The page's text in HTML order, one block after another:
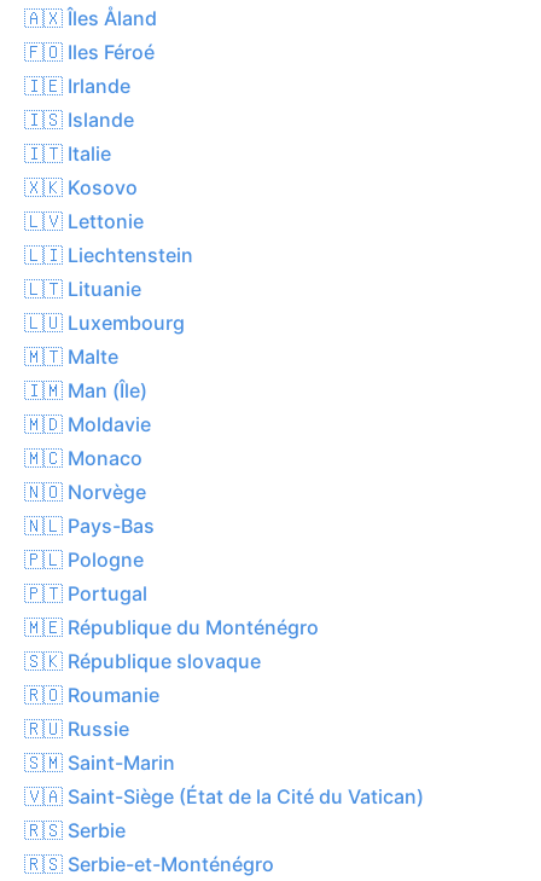
🇦🇽 Îles Åland
🇫🇴 Iles Féroé
🇮🇪 Irlande
🇮🇸 Islande
🇮🇹 Italie
🇽🇰 Kosovo
🇱🇻 Lettonie
🇱🇮 Liechtenstein
🇱🇹 Lituanie
🇱🇺 Luxembourg
🇲🇹 Malte
🇮🇲 Man (Île)
🇲🇩 Moldavie
🇲🇨 Monaco
🇳🇴 Norvège
🇳🇱 Pays-Bas
🇵🇱 Pologne
🇵🇹 Portugal
🇲🇪 République du Monténégro
🇸🇰 République slovaque
🇷🇴 Roumanie
🇷🇺 Russie
🇸🇲 Saint-Marin
🇻🇦 Saint-Siège (État de la Cité du Vatican)
🇷🇸 Serbie
🇷🇸 Serbie-et-Monténégro